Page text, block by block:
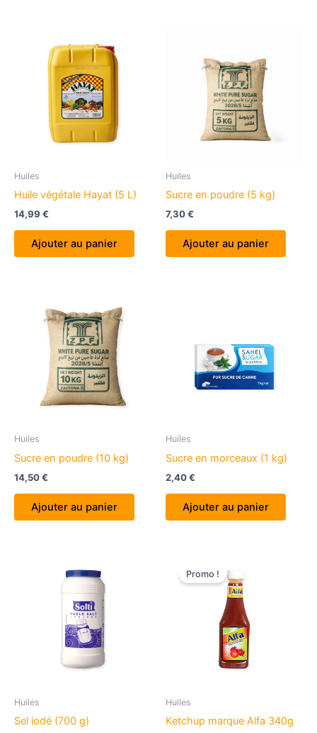
Huiles
Huile végétale Hayat (5 L)
14,99 €
Ajouter au panier
Huiles
Sucre en poudre (5 kg)
7,30€
Ajouter au panier
Huiles
Sucre en poudre (10 kg)
14,50€
Ajouter au panier
Huiles
Sucre en morceaux (1 kg)
2,40€
Ajouter au panier
Huiles
Sel iodé (700 g)
Promo !
Huiles
Ketchup marque Alfa 340g